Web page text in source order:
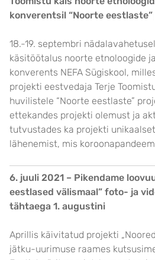
konverentsil “Noorte
18.-19. septembri
käsitöötalus noorte etnoloogide
konverents NEFA Sügiskool,
projekti eestvedaja Terje
huvilistele “Noorte eestlaste”
ettekandes projekti olemust ja
tutvustades ka projekti
lähenemist, mis
6. juuli 2021 – Pikendame
eestlased välismaal” foto- ja
tähtaega 1. augustini
Aprillis käivitatud projekti
jätku-uurimuse raames